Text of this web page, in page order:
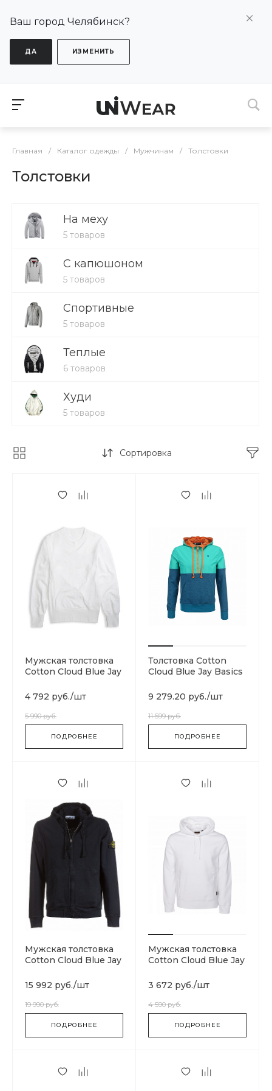
Ваш город Челябинск?
ДА ИЗМЕНИТЬ
Главная / Каталог одежды / Мужчинам / Толстовки
Толстовки
На меху
5 товаров
С капюшоном
5 товаров
Спортивные
5 товаров
Теплые
6 товаров
Худи
5 товаров
Сортировка
Мужская толстовка
Cotton Cloud Blue Jay
WW001
4 792 руб./шт
5 990 руб.
ПОДРОБНЕЕ
Толстовка Cotton
Cloud Blue Jay Basics
9 279.20 руб./шт
11 599 руб.
ПОДРОБНЕЕ
Мужская толстовка
Cotton Cloud Blue Jay
701562851.V0029
15 992 руб./шт
19 990 руб.
ПОДРОБНЕЕ
Мужская толстовка
Cotton Cloud Blue Jay
3 672 руб./шт
4 590 руб.
ПОДРОБНЕЕ